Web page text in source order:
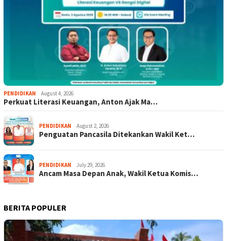
PENDIDIKAN August 4, 2026
Perkuat Literasi Keuangan, Anton Ajak Ma…
PENDIDIKAN August 2, 2026
Penguatan Pancasila Ditekankan Wakil Ket…
PENDIDIKAN July 29, 2026
Ancam Masa Depan Anak, Wakil Ketua Komis…
BERITA POPULER